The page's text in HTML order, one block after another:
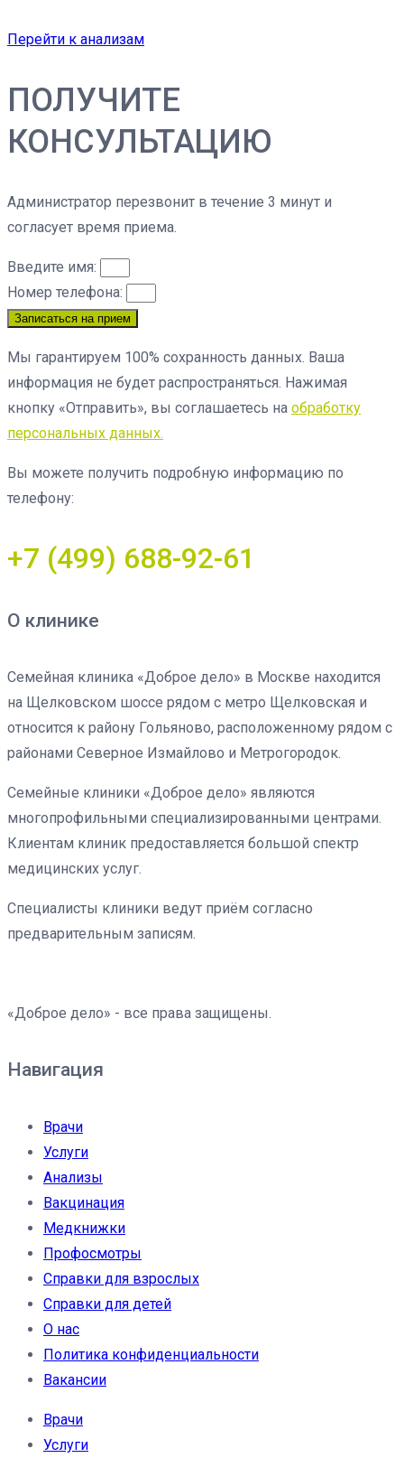
Перейти к анализам
ПОЛУЧИТЕ
КОНСУЛЬТАЦИЮ
Администратор перезвонит в течение 3 минут и
согласует время приема.
Введите имя:
Номер телефона:
Записаться на прием
Мы гарантируем 100% сохранность данных. Ваша
информация не будет распространяться. Нажимая
кнопку «Отправить», вы соглашаетесь на обработку
персональных данных.
Вы можете получить подробную информацию по
телефону:
+7 (499) 688-92-61
О клинике
Семейная клиника «Доброе дело» в Москве находится
на Щелковском шоссе рядом с метро Щелковская и
относится к району Гольяново, расположенному рядом с
районами Северное Измайлово и Метрогородок.
Семейные клиники «Доброе дело» являются
многопрофильными специализированными центрами.
Клиентам клиник предоставляется большой спектр
медицинских услуг.
Специалисты клиники ведут приём согласно
предварительным записям.
«Доброе дело» - все права защищены.
Навигация
Врачи
Услуги
Анализы
Вакцинация
Медкнижки
Профосмотры
Справки для взрослых
Справки для детей
О нас
Политика конфиденциальности
Вакансии
Врачи
Услуги